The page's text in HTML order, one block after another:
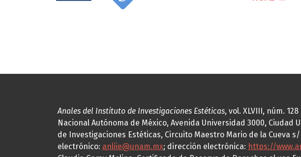
Anales del Instituto de Investigaciones Estéticas, vol. XLVIII, núm.
Nacional Autónoma de México, Avenida Universidad 3000, Ciudad
de Investigaciones Estéticas, Circuito Maestro Mario de la Cueva
electrónico: anliie@unam.mx; dirección electrónica: https://